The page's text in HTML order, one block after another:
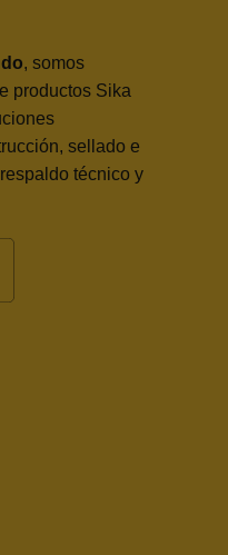
, somos
productos Sika
sellado e
técnico y